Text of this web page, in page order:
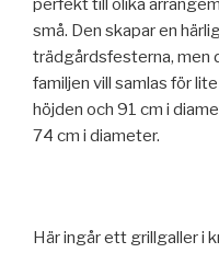
perfekt till olika
små. Den skapar en
trädgårdsfesterna, men
familjen vill samlas för
höjden och 91 cm i
74 cm i diameter.
Här ingår ett grillgaller i